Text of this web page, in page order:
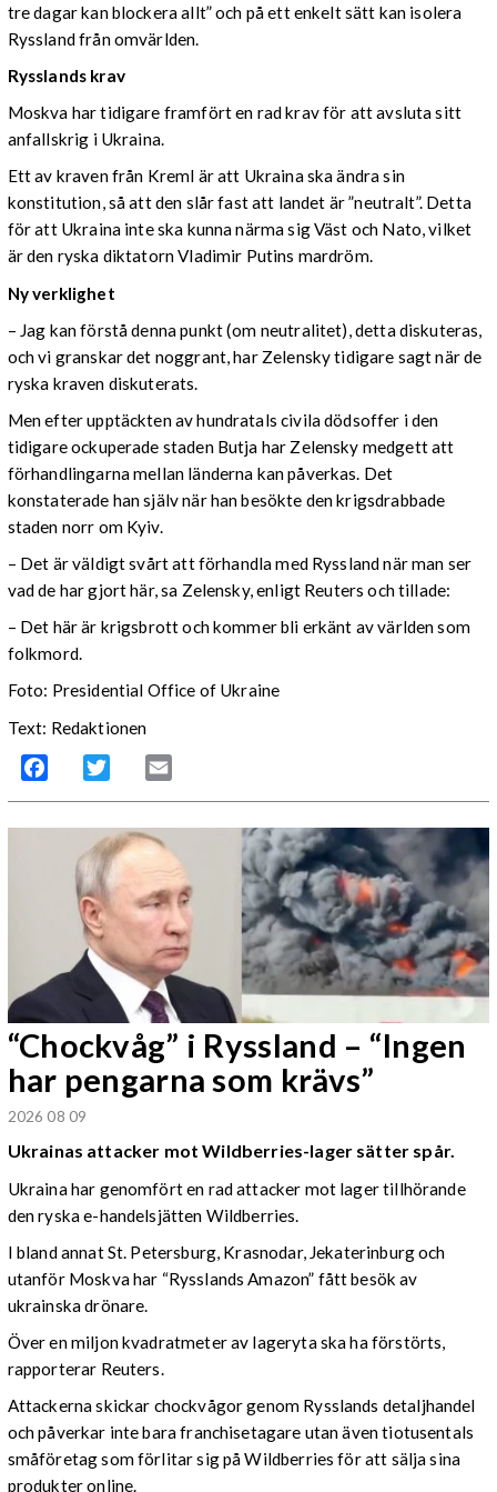
tre dagar kan blockera allt” och på ett enkelt sätt kan isolera
Ryssland från omvärlden.
Rysslands krav
Moskva har tidigare framfört en rad krav för att avsluta sitt
anfallskrig i Ukraina.
Ett av kraven från Kreml är att Ukraina ska ändra sin
konstitution, så att den slår fast att landet är ”neutralt”. Detta
för att Ukraina inte ska kunna närma sig Väst och Nato, vilket
är den ryska diktatorn Vladimir Putins mardröm.
Ny verklighet
– Jag kan förstå denna punkt (om neutralitet), detta diskuteras,
och vi granskar det noggrant, har Zelensky tidigare sagt när de
ryska kraven diskuterats.
Men efter upptäckten av hundratals civila dödsoffer i den
tidigare ockuperade staden Butja har Zelensky medgett att
förhandlingarna mellan länderna kan påverkas. Det
konstaterade han själv när han besökte den krigsdrabbade
staden norr om Kyiv.
– Det är väldigt svårt att förhandla med Ryssland när man ser
vad de har gjort här, sa Zelensky, enligt Reuters och tillade:
– Det här är krigsbrott och kommer bli erkänt av världen som
folkmord.
Foto: Presidential Office of Ukraine
Text: Redaktionen
Facebook Twitter
“Chockvåg” i Ryssland – “Ingen
har pengarna som krävs”
2026 08 09
Ukrainas attacker mot Wildberries-lager sätter spår.
Ukraina har genomfört en rad attacker mot lager tillhörande
den ryska e-handelsjätten Wildberries.
I bland annat St. Petersburg, Krasnodar, Jekaterinburg och
utanför Moskva har “Rysslands Amazon” fått besök av
ukrainska drönare.
Över en miljon kvadratmeter av lageryta ska ha förstörts,
rapporterar Reuters.
Attackerna skickar chockvågor genom Rysslands detaljhandel
och påverkar inte bara franchisetagare utan även tiotusentals
småföretag som förlitar sig på Wildberries för att sälja sina
produkter online.